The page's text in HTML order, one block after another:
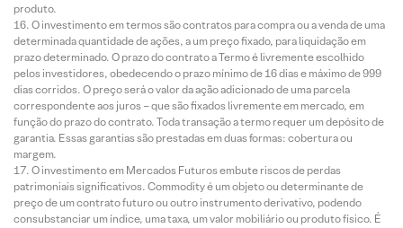
produto.
O investimento em termos são contratos para compra ou a venda de uma
determinada quantidade de ações, a um preço fixado, para liquidação em
prazo determinado. O prazo do contrato a Termo é livremente escolhido
pelos investidores, obedecendo o prazo mínimo de 16 dias e máximo de 999
dias corridos. O preço será o valor da ação adicionado de uma parcela
correspondente aos juros – que são fixados livremente em mercado, em
função do prazo do contrato. Toda transação a termo requer um depósito de
garantia. Essas garantias são prestadas em duas formas: cobertura ou
margem.
O investimento em Mercados Futuros embute riscos de perdas
patrimoniais significativos. Commodity é um objeto ou determinante de
preço de um contrato futuro ou outro instrumento derivativo, podendo
consubstanciar um índice, uma taxa, um valor mobiliário ou produto físico. É